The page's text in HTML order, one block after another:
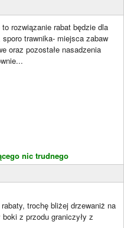
rozwiązanie rabat będzie dla
trawnika- miejsca zabaw
oraz pozostałe nasadzenia
nic trudnego
trochę bliżej drzewaniż na
z przodu graniczyły z